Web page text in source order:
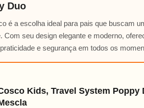
Duo
é a escolha ideal para pais que buscam
Com seu design elegante e moderno,
e segurança em todos os
Kids, Travel System Poppy